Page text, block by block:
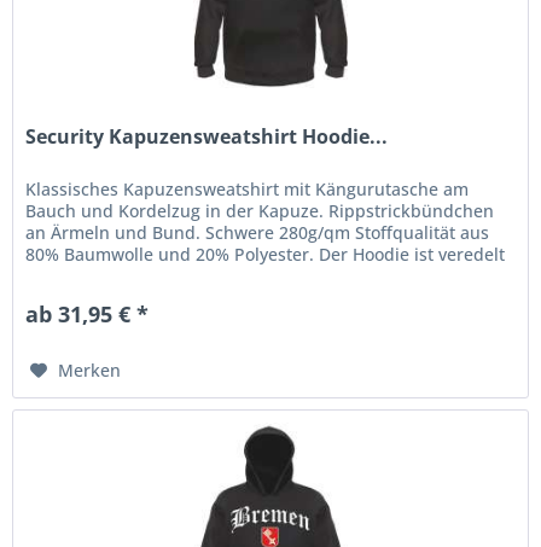
Security Kapuzensweatshirt Hoodie...
Klassisches Kapuzensweatshirt mit Kängurutasche am
Bauch und Kordelzug in der Kapuze. Rippstrickbündchen
an Ärmeln und Bund. Schwere 280g/qm Stoffqualität aus
80% Baumwolle und 20% Polyester. Der Hoodie ist veredelt
ab 31,95 € *
Merken